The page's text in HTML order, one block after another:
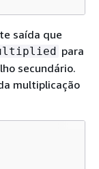
saída que
para
secundário.
multiplicação